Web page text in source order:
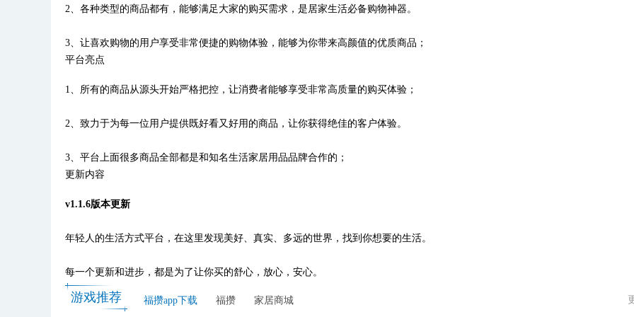
2、各种类型的商品都有，能够满足大家的购买需求，是居家生活必备购物神器。
3、让喜欢购物的用户享受非常便捷的购物体验，能够为你带来高颜值的优质商品；
平台亮点
1、所有的商品从源头开始严格把控，让消费者能够享受非常高质量的购买体验；
2、致力于为每一位用户提供既好看又好用的商品，让你获得绝佳的客户体验。
3、平台上面很多商品全部都是和知名生活家居用品品牌合作的；
更新内容
v1.1.6版本更新
年轻人的生活方式平台，在这里发现美好、真实、多远的世界，找到你想要的生活。
每一个更新和进步，都是为了让你买的舒心，放心，安心。
游戏推荐 福攒app下载 福攒 家居商城